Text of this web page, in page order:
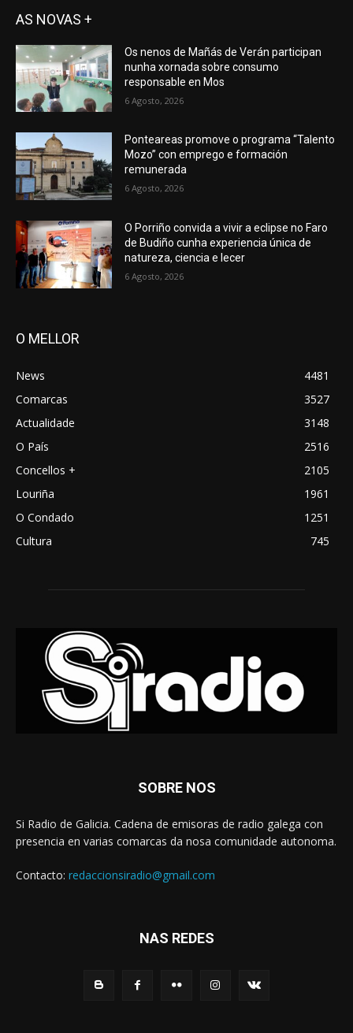
AS NOVAS +
Os nenos de Mañás de Verán participan
nunha xornada sobre consumo
responsable en Mos
6 Agosto, 2026
Ponteareas promove o programa “Talento
Mozo” con emprego e formación
remunerada
6 Agosto, 2026
O Porriño convida a vivir a eclipse no Faro
de Budiño cunha experiencia única de
natureza, ciencia e lecer
6 Agosto, 2026
O MELLOR
News
4481
Comarcas
3527
Actualidade
3148
O País
2516
Concellos +
2105
Louriña
1961
O Condado
1251
Cultura
745
SOBRE NOS
Si Radio de Galicia. Cadena de emisoras de radio galega con
presencia en varias comarcas da nosa comunidade autonoma.
Contacto: redaccionsiradio@gmail.com
NAS REDES